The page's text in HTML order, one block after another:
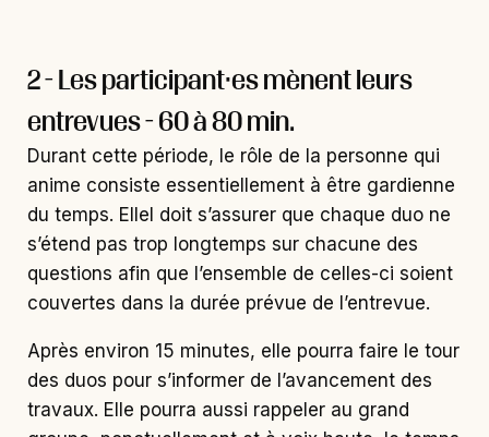
2 - Les participant·es mènent leurs
entrevues - 60 à 80 min.
Durant cette période, le rôle de la personne qui
anime consiste essentiellement à être gardienne
du temps. Ellel doit s’assurer que chaque duo ne
s’étend pas trop longtemps sur chacune des
questions afin que l’ensemble de celles-ci soient
couvertes dans la durée prévue de l’entrevue.
Après environ 15 minutes, elle pourra faire le tour
des duos pour s’informer de l’avancement des
travaux. Elle pourra aussi rappeler au grand